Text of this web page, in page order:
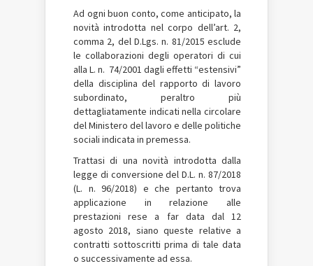
Ad ogni buon conto, come anticipato, la
novità introdotta nel corpo dell’art. 2,
comma 2, del D.Lgs. n. 81/2015 esclude
le collaborazioni degli operatori di cui
alla L. n. 74/2001 dagli effetti “estensivi”
della disciplina del rapporto di lavoro
subordinato, peraltro più
dettagliatamente indicati nella circolare
del Ministero del lavoro e delle politiche
sociali indicata in premessa.
Trattasi di una novità introdotta dalla
legge di conversione del D.L. n. 87/2018
(L. n. 96/2018) e che pertanto trova
applicazione in relazione alle
prestazioni rese a far data dal 12
agosto 2018, siano queste relative a
contratti sottoscritti prima di tale data
o successivamente ad essa.